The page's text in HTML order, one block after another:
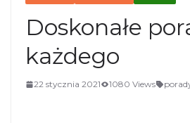
Doskonałe
każdego
22 stycznia 2021 1080 Views